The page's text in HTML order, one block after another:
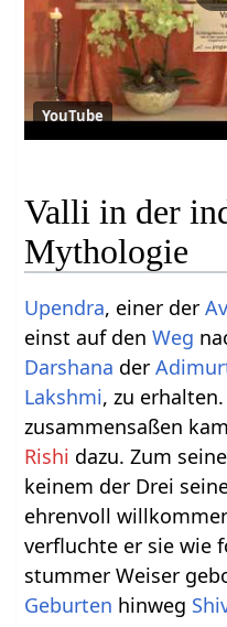
YouTube
Valli in der
Mythologie
Upendra, einer der
einst auf denWeg
Darshana der
Lakshmi, zu
zusammensaßen
Rishi dazu. Zum
keinem der Drei
ehrenvoll
verfluchte er sie wie
stummer Weiser
Geburten hinweg